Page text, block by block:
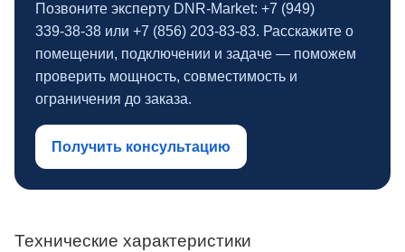
Позвоните эксперту DNR‑Market: +7 (949)
339‑38‑38 или +7 (856) 203‑83‑83. Расскажите о
помещении, подключении и задаче — поможем
проверить мощность, совместимость и
ограничения до заказа.
Получить консультацию
Технические характеристики